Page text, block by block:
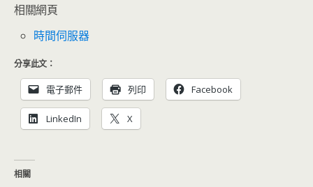
相關網頁
時間伺服器
分享此文：
電子郵件 列印 Facebook
LinkedIn X
相關